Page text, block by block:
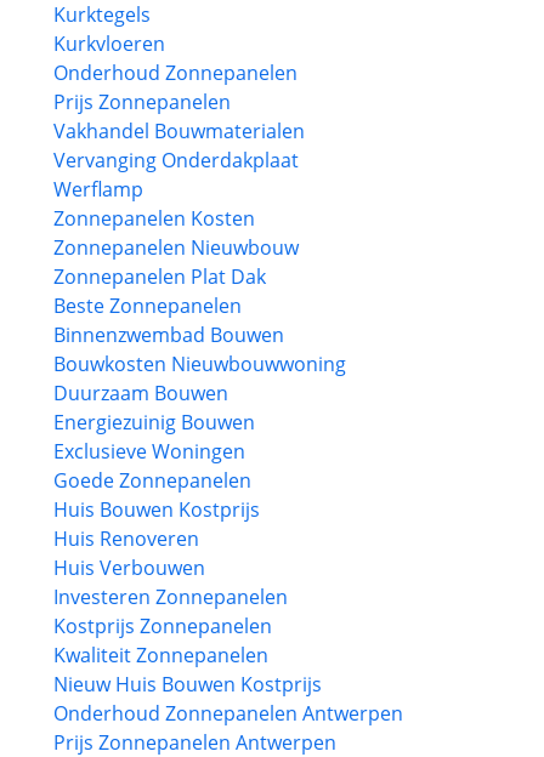
Kurktegels
Kurkvloeren
Onderhoud Zonnepanelen
Prijs Zonnepanelen
Vakhandel Bouwmaterialen
Vervanging Onderdakplaat
Werflamp
Zonnepanelen Kosten
Zonnepanelen Nieuwbouw
Zonnepanelen Plat Dak
Beste Zonnepanelen
Binnenzwembad Bouwen
Bouwkosten Nieuwbouwwoning
Duurzaam Bouwen
Energiezuinig Bouwen
Exclusieve Woningen
Goede Zonnepanelen
Huis Bouwen Kostprijs
Huis Renoveren
Huis Verbouwen
Investeren Zonnepanelen
Kostprijs Zonnepanelen
Kwaliteit Zonnepanelen
Nieuw Huis Bouwen Kostprijs
Onderhoud Zonnepanelen Antwerpen
Prijs Zonnepanelen Antwerpen